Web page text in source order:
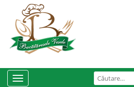
Caută
după:
Toggle